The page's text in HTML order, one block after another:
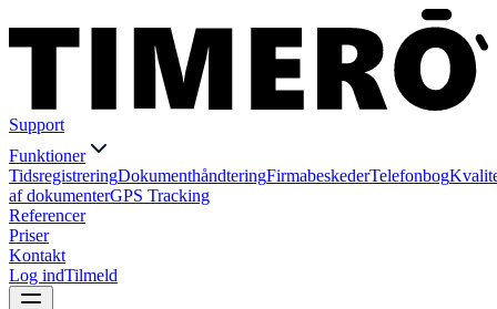
Support
Funktioner
TidsregistreringDokumenthåndteringFirmabeskederTelefonbog
af dokumenterGPS Tracking
Referencer
Priser
Kontakt
Log indTilmeld